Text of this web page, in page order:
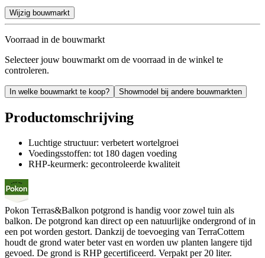
Wijzig bouwmarkt
Voorraad in de bouwmarkt
Selecteer jouw bouwmarkt om de voorraad in de winkel te
controleren.
In welke bouwmarkt te koop? Showmodel bij andere bouwmarkten
Productomschrijving
Luchtige structuur: verbetert wortelgroei
Voedingsstoffen: tot 180 dagen voeding
RHP-keurmerk: gecontroleerde kwaliteit
Pokon Terras&Balkon potgrond is handig voor zowel tuin als
balkon. De potgrond kan direct op een natuurlijke ondergrond of in
een pot worden gestort. Dankzij de toevoeging van TerraCottem
houdt de grond water beter vast en worden uw planten langere tijd
gevoed. De grond is RHP gecertificeerd. Verpakt per 20 liter.